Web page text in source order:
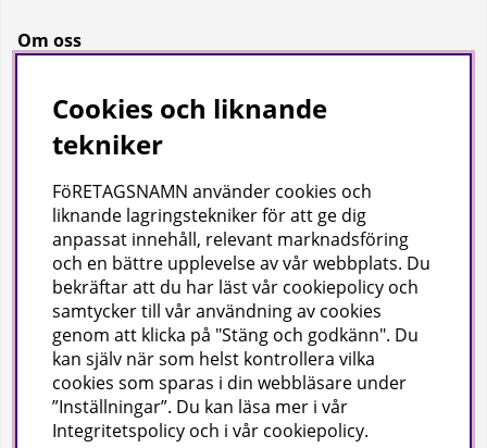
Om oss
Bransch
Kataloger
Företagsuppgifter
Visab i Skandinavien AB
Din lokala leverantör av städ- och hygienprodukter.
Hjärtlandavägen 17, 576 33 Sävsjö
Org nr: 556504-4558
Tel: 0382-157 50 | info@visab.info
Mån–fre 07:30–16:00
Cookies och liknande
tekniker
FöRETAGSNAMN använder cookies och
liknande lagringstekniker för att ge dig
anpassat innehåll, relevant marknadsföring
och en bättre upplevelse av vår webbplats. Du
bekräftar att du har läst vår cookiepolicy och
samtycker till vår användning av cookies
genom att klicka på "Stäng och godkänn". Du
kan själv när som helst kontrollera vilka
cookies som sparas i din webbläsare under
”Inställningar”. Du kan läsa mer i vår
Integritetspolicy och i vår cookiepolicy.